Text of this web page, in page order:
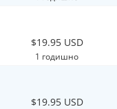
$19.95 USD
1 годишно
$19.95 USD